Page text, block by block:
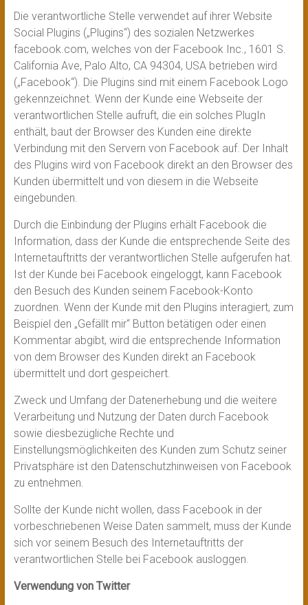
Die verantwortliche Stelle verwendet auf ihrer Website
Social Plugins („Plugins“) des sozialen Netzwerkes
facebook.com, welches von der Facebook Inc., 1601 S.
California Ave, Palo Alto, CA 94304, USA betrieben wird
(„Facebook“). Die Plugins sind mit einem Facebook Logo
gekennzeichnet. Wenn der Kunde eine Webseite der
verantwortlichen Stelle aufruft, die ein solches PlugIn
enthält, baut der Browser des Kunden eine direkte
Verbindung mit den Servern von Facebook auf. Der Inhalt
des Plugins wird von Facebook direkt an den Browser des
Kunden übermittelt und von diesem in die Webseite
eingebunden.
Durch die Einbindung der Plugins erhält Facebook die
Information, dass der Kunde die entsprechende Seite des
Internetauftritts der verantwortlichen Stelle aufgerufen hat.
Ist der Kunde bei Facebook eingeloggt, kann Facebook
den Besuch des Kunden seinem Facebook-Konto
zuordnen. Wenn der Kunde mit den Plugins interagiert, zum
Beispiel den „Gefällt mir“ Button betätigen oder einen
Kommentar abgibt, wird die entsprechende Information
von dem Browser des Kunden direkt an Facebook
übermittelt und dort gespeichert.
Zweck und Umfang der Datenerhebung und die weitere
Verarbeitung und Nutzung der Daten durch Facebook
sowie diesbezügliche Rechte und
Einstellungsmöglichkeiten des Kunden zum Schutz seiner
Privatsphäre ist den Datenschutzhinweisen von Facebook
zu entnehmen.
Sollte der Kunde nicht wollen, dass Facebook in der
vorbeschriebenen Weise Daten sammelt, muss der Kunde
sich vor seinem Besuch des Internetauftritts der
verantwortlichen Stelle bei Facebook ausloggen.
Verwendung von Twitter